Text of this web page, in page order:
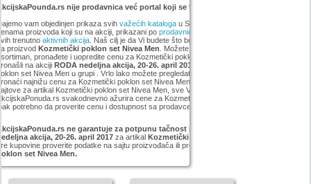
nije prodavnica već portal koji se trudi da uštedi vaš novac.
vam objedinjen prikaza svih važećih katalogau Srbiji, sa popustima i sniženim
proizvoda koji su na akciji, prikazani po prodavnicama
trenutno aktivnih akcija. Naš cilj je da Vi budete što bolje informisani o popustima i ceni
proizvod Kozmetički poklon set Nivea Men . Možete pogledati kompletan
pronađete i uopredite cenu za Kozmetički poklon set Nivea Men koji smo mi
na akcijiRODA nedeljna akcija, 20-26. april 2017
set Nivea Men u grupi . Vrlo lako možete pregledati sve proizvode iz kategorije
najnižu cenu za Kozmetički poklon set Nivea Men. Ne morate da pretražujete sve
za artikal Kozmetički poklon set Nivea Men, sve Vam je na jednom mestu.
svakodnevno ažurira cene za Kozmetički poklon set Nivea Men, ali je
potrebno da proverite cenu i dostupnost sa prodavcem, kao i načinu isporuke i plaćanja.
ne garantuje za potpunu tačnost podataka iz akcije RODA
akcija, 20-26. april 2017za artikal Kozmetički poklon set
kupovine proverite podatke na sajtu proizvođača ili prodavnice za proizvod
set Nivea Men.